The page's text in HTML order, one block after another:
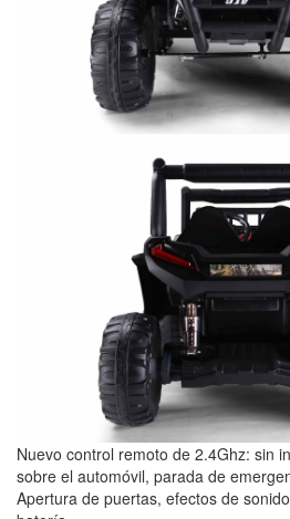
Nuevo control remoto de 2.4Ghz: sin
sobre el automóvil, parada de
Apertura de puertas, efectos de